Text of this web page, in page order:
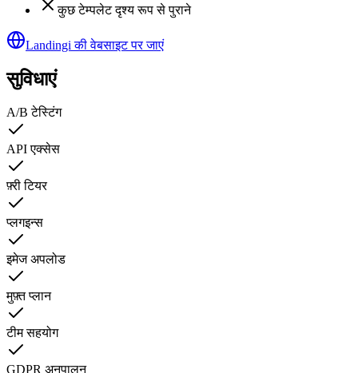
कुछ टेम्पलेट दृश्य रूप से पुराने
Landingi की वेबसाइट पर जाएं
सुविधाएं
A/B टेस्टिंग
API एक्सेस
फ़्री टियर
प्लगइन्स
इमेज अपलोड
मुफ़्त प्लान
टीम सहयोग
GDPR अनुपालन